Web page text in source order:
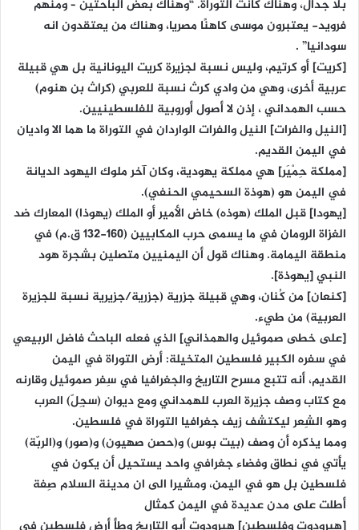
بلا جدال، وهناك كانت التوراة. “وهناك بعض الباحثين – ومنهم
فرويد- يعتبرون موسى كاهنًا مصريا، وهناك من يعتقدون انه
سودانيا” .
[كريت] أو كرتيم، وليس نسبة لجزيرة كريت اليونانية بل هي قبيلة
عربية أخرى، وهي من وادي كرث نسبة للعربي (كراث بن هنوم)
حسب الهمداني ، إذن لا أصول أوروبية للفلسطينيين.
[النيل والفرات] النيل والفرات الواردان في التوراة ما هما الا واديان
في اليمن القديم.
[مملكة حِمْيَر] هي مملكة يهودية، وكان آخر ملوك اليهود الديانة
في اليمن هو (هوذة السحيمي الحنفي).
[يهودا] قبل الملك (هوذه) خاض الأمير أو الملك (يهوذا) المعارك ضد
الغزاة الرومان في ما يسمى حرب المكابيين (160-132 ق.م) في
منطقة اليمامة. وهناك قول أن اليمنيين متصلين بشجرة هود
النبي [يهوذة].
[كنعان] من كُنان، وهي قبيلة جزرية (جزرية/جزيرية نسبة للجزيرة
العربية) من طيء.
[على خطى صموئيل والهمذاني] الذي فعله الباحث فاضل الربيعي
في سفره الكبير فلسطين المتخيلة: أرض التوراة في اليمن
القديم، أنه تتبع مسرح التاريخ والجغرافيا في سِفر صموئيل وقارنه
مع كتاب وصف جزيرة العرب للهمداني ومع ديوان (سجِلّ) العرب
وهو الشِعر ليكتشف زيف جغرافيا التوراة في فلسطين.
ومما يذكره أن وصف (بيت بوس) و(حصن صهيون) و(صور) و(الربّة)
يأتي في نطاق وفضاء جغرافي واحد يستحيل أن يكون في
فلسطين بل هو في اليمن، ومشيرا الى ان مدينة السلام صِفة
أطلت على مدن عديدة في اليمن كمثال